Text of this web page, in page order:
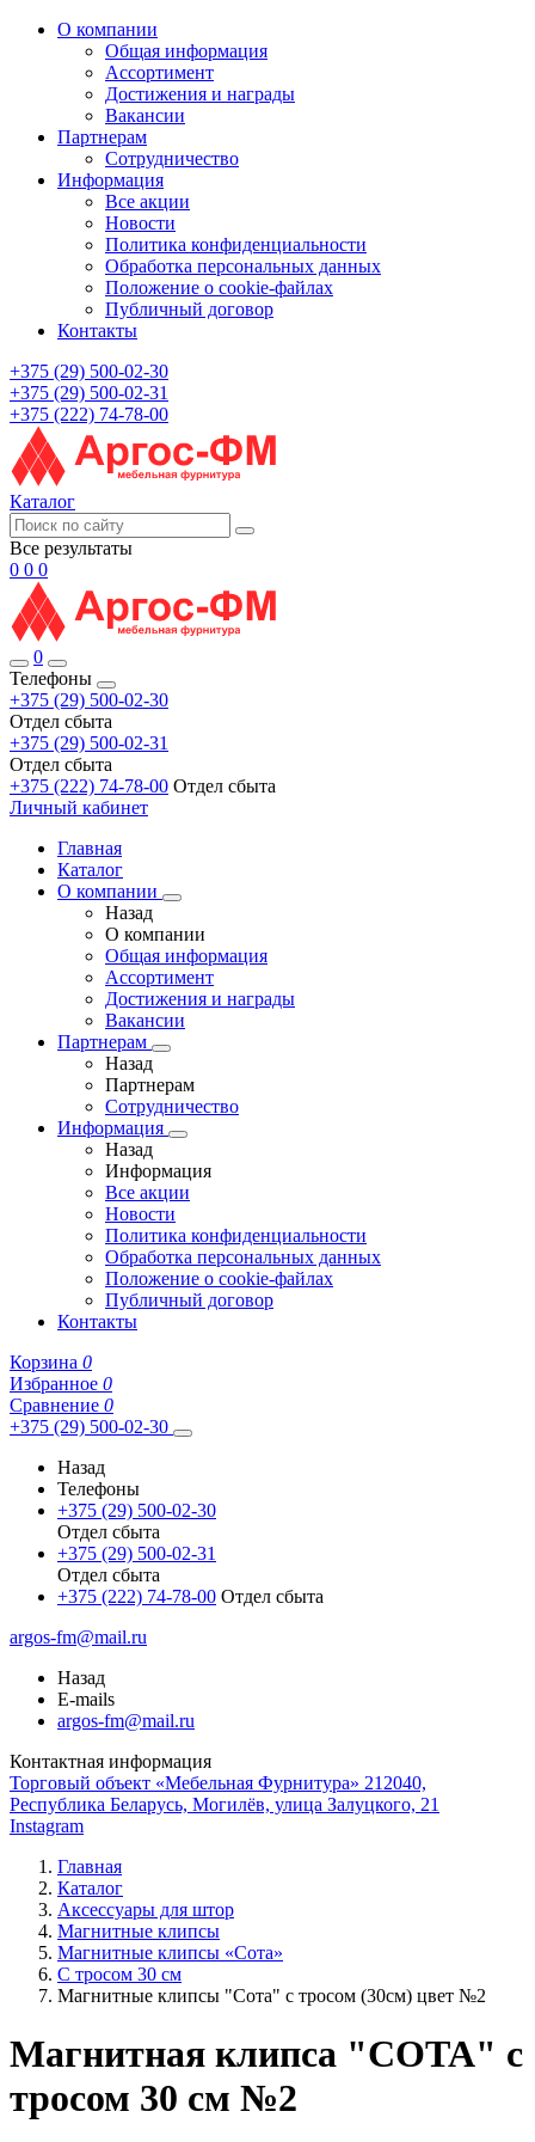
О компании
Общая информация
Ассортимент
Достижения и награды
Вакансии
Партнерам
Сотрудничество
Информация
Все акции
Новости
Политика конфиденциальности
Обработка персональных данных
Положение о cookie-файлах
Публичный договор
Контакты
+375 (29) 500-02-30
+375 (29) 500-02-31
+375 (222) 74-78-00
Каталог
Все результаты
0 0 0
0
Телефоны
+375 (29) 500-02-30
Отдел сбыта
+375 (29) 500-02-31
Отдел сбыта
+375 (222) 74-78-00 Отдел сбыта
Личный кабинет
Главная
Каталог
О компании
Назад
О компании
Общая информация
Ассортимент
Достижения и награды
Вакансии
Партнерам
Назад
Партнерам
Сотрудничество
Информация
Назад
Информация
Все акции
Новости
Политика конфиденциальности
Обработка персональных данных
Положение о cookie-файлах
Публичный договор
Контакты
Корзина 0
Избранное 0
Сравнение 0
+375 (29) 500-02-30
Назад
Телефоны
+375 (29) 500-02-30
Отдел сбыта
+375 (29) 500-02-31
Отдел сбыта
+375 (222) 74-78-00 Отдел сбыта
argos-fm@mail.ru
Назад
E-mails
argos-fm@mail.ru
Контактная информация
Торговый объект «Мебельная Фурнитура» 212040,
Республика Беларусь, Могилёв, улица Залуцкого, 21
Instagram
Главная
Каталог
Аксессуары для штор
Магнитные клипсы
Магнитные клипсы «Сота»
С тросом 30 см
Магнитные клипсы "Сота" с тросом (30см) цвет №2
Магнитная клипса "СОТА" с
тросом 30 см №2